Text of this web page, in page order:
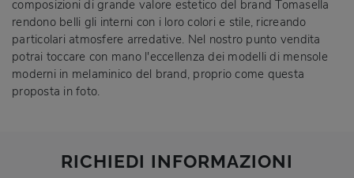
composizioni di grande valore estetico del brand Tomasella
rendono belli gli interni con i loro colori e stile, ricreando
particolari atmosfere arredative. Nel nostro punto vendita
potrai toccare con mano l'eccellenza dei modelli di mensole
moderni in melaminico del brand, proprio come questa
proposta in foto.
RICHIEDI INFORMAZIONI